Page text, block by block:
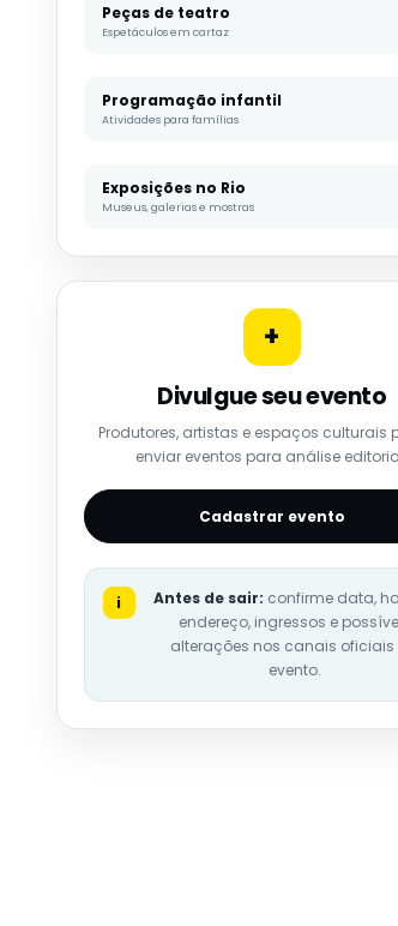
Peças de teatro
Espetáculos em cartaz
Programação infantil
Atividades para famílias
Exposições no Rio
Museus, galerias e mostras
+
Divulgue seu evento
Produtores, artistas e espaços culturais
enviar eventos para análise
Cadastrar evento
i Antes de sair: confirme data,
endereço, ingressos e
alterações nos canais
evento.